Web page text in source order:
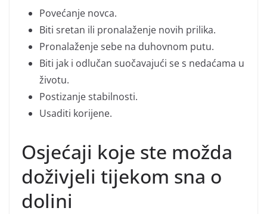
Povećanje novca.
Biti sretan ili pronalaženje novih prilika.
Pronalaženje sebe na duhovnom putu.
Biti jak i odlučan suočavajući se s nedaćama u
životu.
Postizanje stabilnosti.
Usaditi korijene.
Osjećaji koje ste možda
doživjeli tijekom sna o
dolini